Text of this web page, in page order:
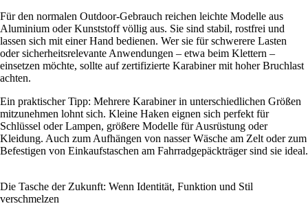
Für den normalen Outdoor-Gebrauch reichen leichte Modelle aus
Aluminium oder Kunststoff völlig aus. Sie sind stabil, rostfrei und
lassen sich mit einer Hand bedienen. Wer sie für schwerere Lasten
oder sicherheitsrelevante Anwendungen – etwa beim Klettern –
einsetzen möchte, sollte auf zertifizierte Karabiner mit hoher Bruchlast
achten.
Ein praktischer Tipp: Mehrere Karabiner in unterschiedlichen Größen
mitzunehmen lohnt sich. Kleine Haken eignen sich perfekt für
Schlüssel oder Lampen, größere Modelle für Ausrüstung oder
Kleidung. Auch zum Aufhängen von nasser Wäsche am Zelt oder zum
Befestigen von Einkaufstaschen am Fahrradgepäckträger sind sie ideal.
Die Tasche der Zukunft: Wenn Identität, Funktion und Stil
verschmelzen